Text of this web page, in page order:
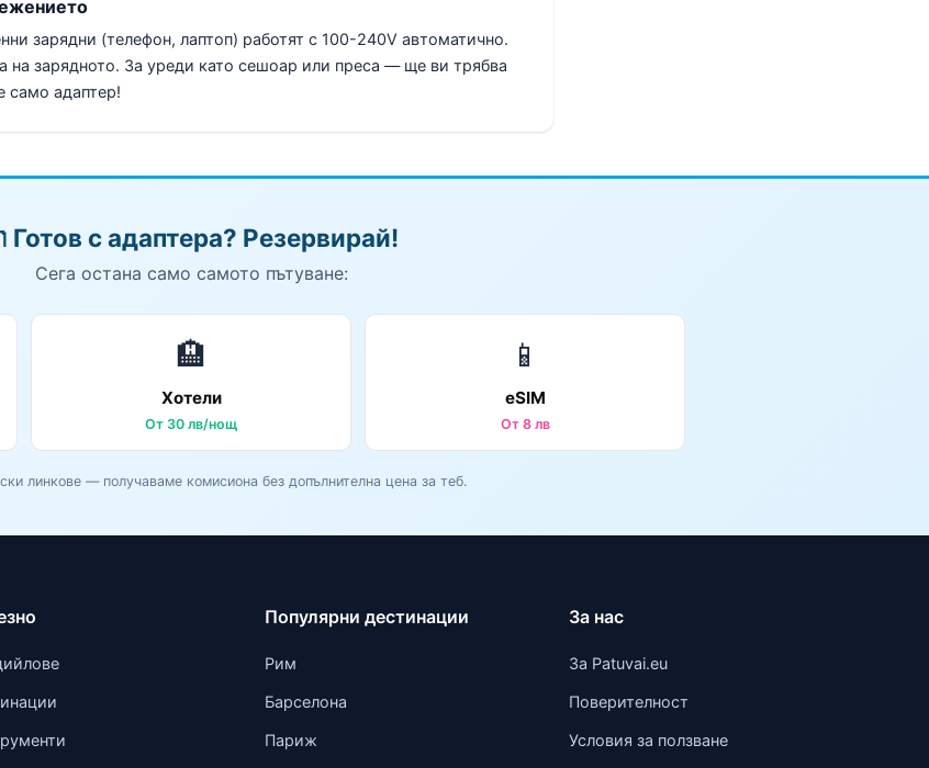
зарядни (телефон, лаптоп) работят с 100-240V автоматично.
на зарядното. За уреди като сешоар или преса — ще ви трябва
само адаптер!
Готов с адаптера? Резервирай!
Сега остана само самото пътуване:
🏨
Хотели
От 30 лв/нощ
📱
eSIM
От 8 лв
линкове — получаваме комисиона без допълнителна цена за теб.
Популярни дестинации
Рим
Барселона
Париж
За нас
За Patuvai.eu
Поверителност
Условия за ползване